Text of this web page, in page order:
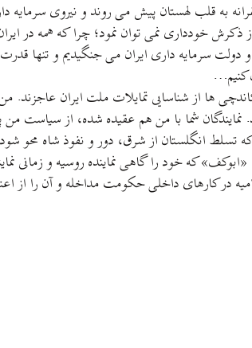
به قلب لهستان پیش می روند و نیروی
خودداری نمی توان نمود؛ چرا که همه در
سرمایه داری ایران می جنگیدیم و تنها
کنیم…
ها از شناسایی تمایلات ملت ایران
شما با من هم عقیده شده، از سیاست
تسلط انگلستان از شرق، دور و نفوذ شاه محو
که خود را گاهی نماینده روسیه و زمانی
در کارهای داخلی حکومت مداخله و آن را از